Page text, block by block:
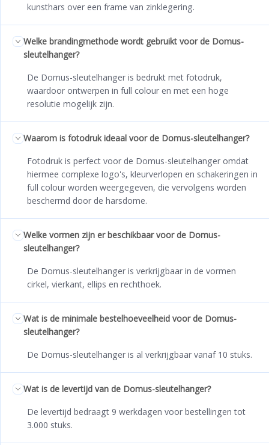
kunsthars over een frame van zinklegering.
Welke brandingmethode wordt gebruikt voor de Domus-
sleutelhanger?
De Domus-sleutelhanger is bedrukt met fotodruk,
waardoor ontwerpen in full colour en met een hoge
resolutie mogelijk zijn.
Waarom is fotodruk ideaal voor de Domus-sleutelhanger?
Fotodruk is perfect voor de Domus-sleutelhanger omdat
hiermee complexe logo's, kleurverlopen en schakeringen in
full colour worden weergegeven, die vervolgens worden
beschermd door de harsdome.
Welke vormen zijn er beschikbaar voor de Domus-
sleutelhanger?
De Domus-sleutelhanger is verkrijgbaar in de vormen
cirkel, vierkant, ellips en rechthoek.
Wat is de minimale bestelhoeveelheid voor de Domus-
sleutelhanger?
De Domus-sleutelhanger is al verkrijgbaar vanaf 10 stuks.
Wat is de levertijd van de Domus-sleutelhanger?
De levertijd bedraagt 9 werkdagen voor bestellingen tot
3.000 stuks.